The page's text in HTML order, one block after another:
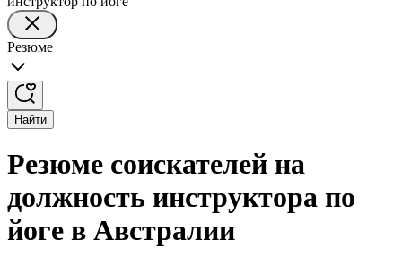
Резюме
Найти
Резюме соискателей на
должность инструктора по
йоге в Австралии